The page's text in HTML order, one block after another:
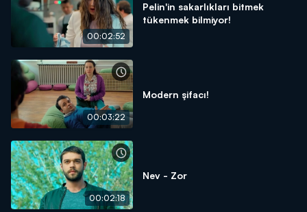
00:02:52
Pelin'in sakarlıkları bitmek
tükenmek bilmiyor!
00:03:22
Modern şifacı!
00:02:18
Nev - Zor